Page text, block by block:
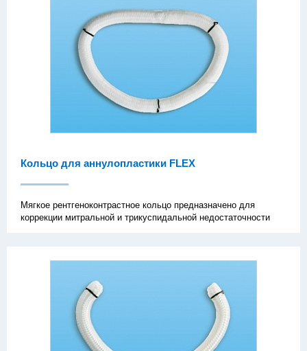
Кольцо для аннулопластики FLEX
Мягкое рентгеноконтрастное кольцо предназначено для
коррекции митральной и трикуспидальной недостаточности